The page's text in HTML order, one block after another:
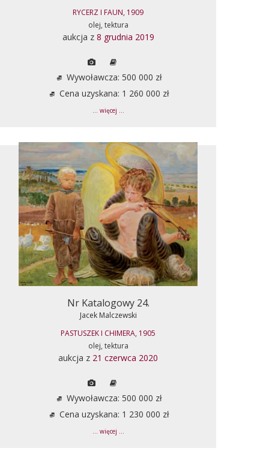
RYCERZ I FAUN, 1909
olej, tektura
aukcja z 8 grudnia 2019
Wywoławcza: 500 000 zł
Cena uzyskana: 1 260 000 zł
... więcej ...
Nr Katalogowy 24.
Jacek Malczewski
PASTUSZEK I CHIMERA, 1905
olej, tektura
aukcja z 21 czerwca 2020
Wywoławcza: 500 000 zł
Cena uzyskana: 1 230 000 zł
... więcej ...